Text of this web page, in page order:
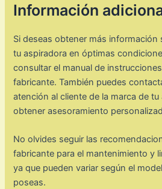
Información
Si deseas obtener más
tu aspiradora en óptimas
consultar el manual de
fabricante. También puedes
atención al cliente de la marca de tu
obtener asesoramiento
No olvides seguir las
fabricante para el mantenimiento y
ya que pueden variar según el
poseas.